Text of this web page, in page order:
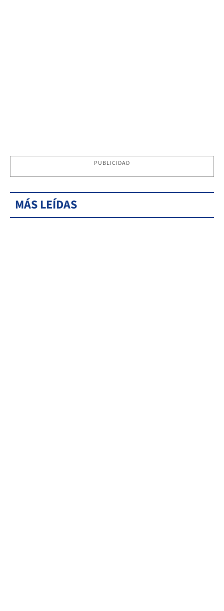
PUBLICIDAD
MÁS LEÍDAS